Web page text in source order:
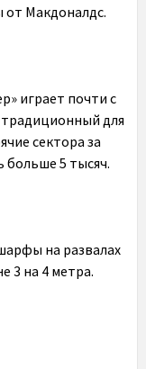
от Макдоналдс.
играет почти с
традиционный для
сектора за
больше 5 тысяч.
на развалах
3 на 4 метра.